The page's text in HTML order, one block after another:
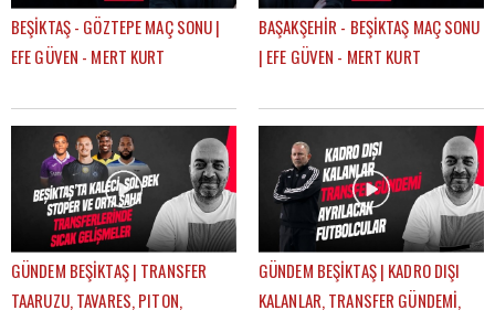
BEŞİKTAŞ - GÖZTEPE MAÇ SONU |
EFE GÜVEN - MERT KURT
BAŞAKŞEHİR - BEŞİKTAŞ MAÇ SONU
| EFE GÜVEN - MERT KURT
GÜNDEM BEŞİKTAŞ | TRANSFER
TAARUZU, TAVARES, PITON,
GÜNDEM BEŞİKTAŞ | KADRO DIŞI
KALANLAR, TRANSFER GÜNDEMİ,